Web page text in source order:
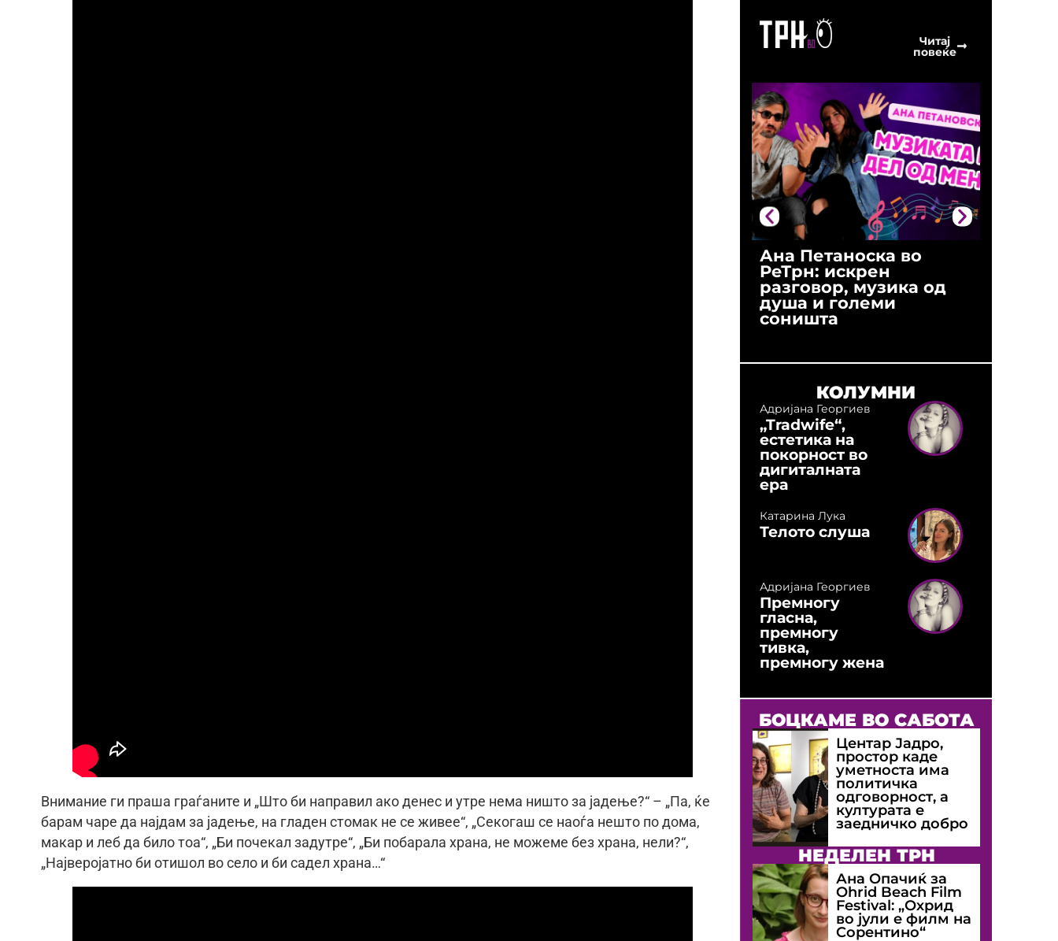
Внимание ги праша граѓаните и „Што би направил ако денес и утре нема ништо за јадење?“ – „Па, ќе
барам чаре да најдам за јадење, на гладен стомак не се живее“, „Секогаш се наоѓа нешто по дома,
макар и леб да било тоа“, „Би почекал задутре“, „Би побарала храна, не можеме без храна, нели?“,
„Најверојатно би отишол во село и би садел храна…“
Читај
повеќе
Ана Петаноска во
РеТрн: искрен
разговор, музика од
душа и големи
соништа
КОЛУМНИ
Адријана Георгиев
„Tradwife“,
естетика на
покорност во
дигиталната
ера
Катарина Лука
Телото слуша
Адријана Георгиев
Премногу
гласна,
премногу
тивка,
премногу жена
БОЦКАМЕ ВО САБОТА
Центар Јадро,
простор каде
уметноста има
политичка
одговорност, а
културата е
заедничко добро
НЕДЕЛЕН ТРН
Ана Опачиќ за
Оhrid Beach Film
Festival: „Охрид
во јули е филм на
Сорентино“